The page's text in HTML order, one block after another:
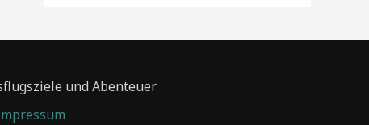
und Abenteuer